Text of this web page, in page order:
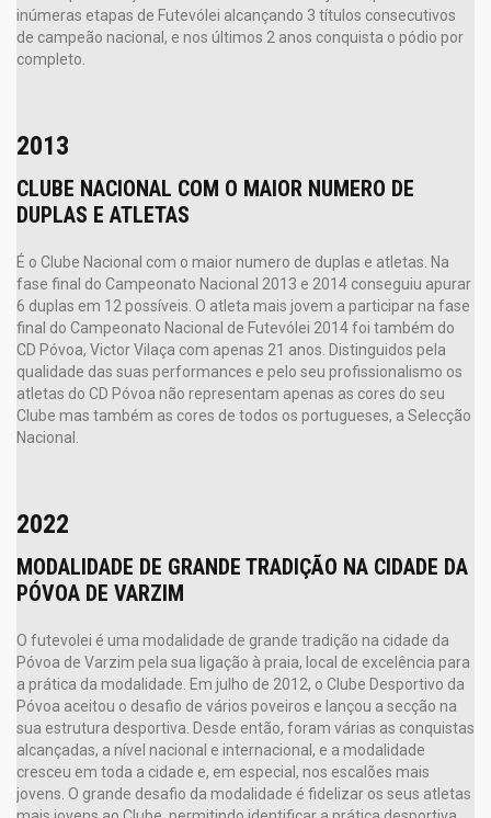
inúmeras etapas de Futevólei alcançando 3 títulos consecutivos
de campeão nacional, e nos últimos 2 anos conquista o pódio por
completo.
2013
CLUBE NACIONAL COM O MAIOR NUMERO DE
DUPLAS E ATLETAS
É o Clube Nacional com o maior numero de duplas e atletas. Na
fase final do Campeonato Nacional 2013 e 2014 conseguiu apurar
6 duplas em 12 possíveis. O atleta mais jovem a participar na fase
final do Campeonato Nacional de Futevólei 2014 foi também do
CD Póvoa, Victor Vilaça com apenas 21 anos. Distinguidos pela
qualidade das suas performances e pelo seu profissionalismo os
atletas do CD Póvoa não representam apenas as cores do seu
Clube mas também as cores de todos os portugueses, a Selecção
Nacional.
2022
MODALIDADE DE GRANDE TRADIÇÃO NA CIDADE DA
PÓVOA DE VARZIM
O futevolei é uma modalidade de grande tradição na cidade da
Póvoa de Varzim pela sua ligação à praia, local de excelência para
a prática da modalidade. Em julho de 2012, o Clube Desportivo da
Póvoa aceitou o desafio de vários poveiros e lançou a secção na
sua estrutura desportiva. Desde então, foram várias as conquistas
alcançadas, a nível nacional e internacional, e a modalidade
cresceu em toda a cidade e, em especial, nos escalões mais
jovens. O grande desafio da modalidade é fidelizar os seus atletas